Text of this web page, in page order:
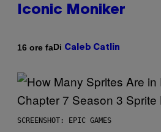
Iconic Moniker
16 ore faDi Caleb Catlin
SCREENSHOT: EPIC GAMES